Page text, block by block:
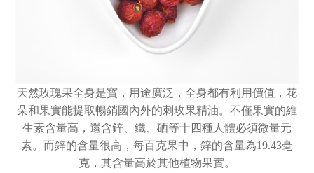
天然玫瑰果全身是寶，用途廣泛，全身都有利用價值，花
朵和果實能提取暢銷國內外的刺玫果精油。不僅果實的維
生素含量高，還含鋅、鐵、硒等十四種人體必須微量元
素。而鋅的含量很高，每百克果中，鋅的含量為19.43毫
克，其含量高於其他植物果實。